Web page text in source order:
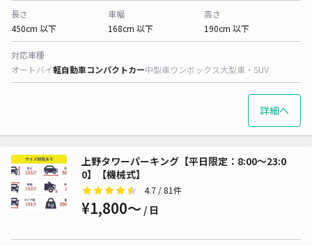
長さ
450cm 以下
車幅
168cm 以下
高さ
190cm 以下
対応車種
オートバイ軽自動車コンパクトカー中型車ワンボックス大型車・SUV
詳細へ
上野タワーパーキング【平日限定：8:00～23:0
0】【機械式】
4.7 / 81件
¥1,800〜 / 日